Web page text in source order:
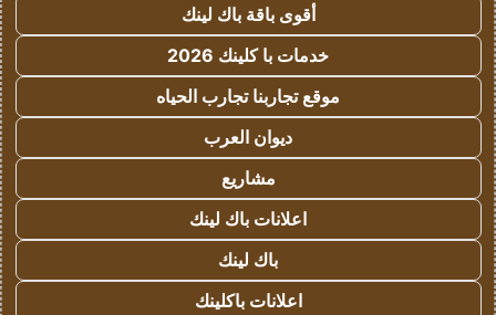
أقوى باقة باك لينك
خدمات با كلينك 2026
موقع تجاربنا تجارب الحياه
ديوان العرب
مشاريع
اعلانات باك لينك
باك لينك
اعلانات باكلينك